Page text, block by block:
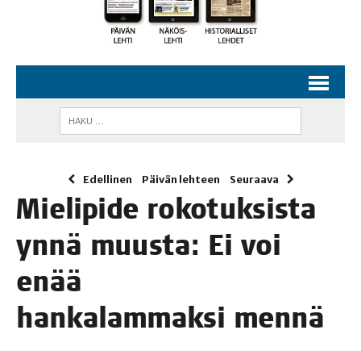
Edellinen Päivän lehteen Seuraava
Mie­li­pi­de roko­tuk­sis­ta
ynnä muus­ta: Ei voi
enää
han­ka­lam­mak­si mennä